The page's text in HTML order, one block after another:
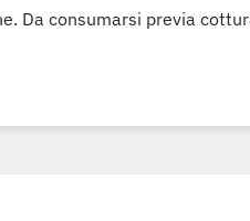
Da consumarsi previa